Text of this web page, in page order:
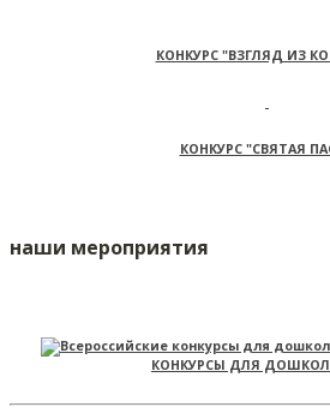
КОНКУРС "ВЗГЛЯД ИЗ
КОНКУРС "СВЯТАЯ
наши мероприятия
КОНКУРСЫ ДЛЯ